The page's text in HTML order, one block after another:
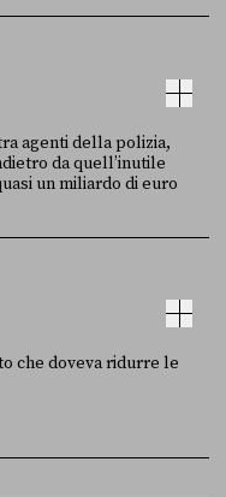
agenti della polizia,
da quell’inutile
un miliardo di euro
che doveva ridurre le